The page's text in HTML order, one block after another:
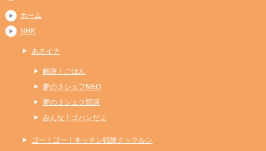
ホーム
NHK
あさイチ
解決！ごはん
夢の３シェフNEO
夢の３シェフ競演
みんな！ゴハンだよ
ゴー！ゴー！キッチン戦隊クックルン